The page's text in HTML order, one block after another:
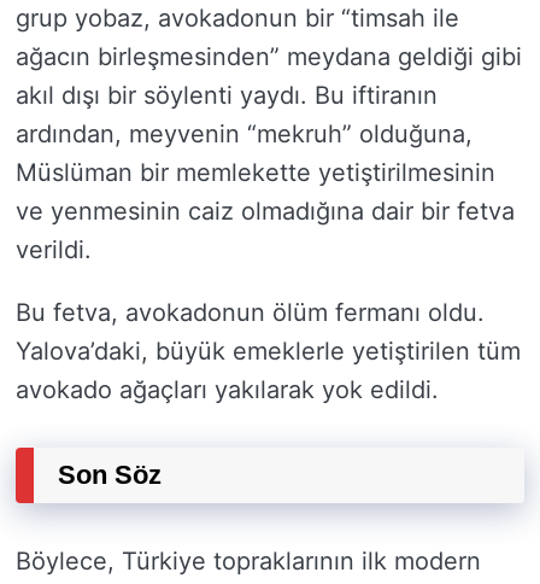
grup yobaz, avokadonun bir “timsah ile
ağacın birleşmesinden” meydana geldiği gibi
akıl dışı bir söylenti yaydı. Bu iftiranın
ardından, meyvenin “mekruh” olduğuna,
Müslüman bir memlekette yetiştirilmesinin
ve yenmesinin caiz olmadığına dair bir fetva
verildi.
Bu fetva, avokadonun ölüm fermanı oldu.
Yalova’daki, büyük emeklerle yetiştirilen tüm
avokado ağaçları yakılarak yok edildi.
Son Söz
Böylece, Türkiye topraklarının ilk modern